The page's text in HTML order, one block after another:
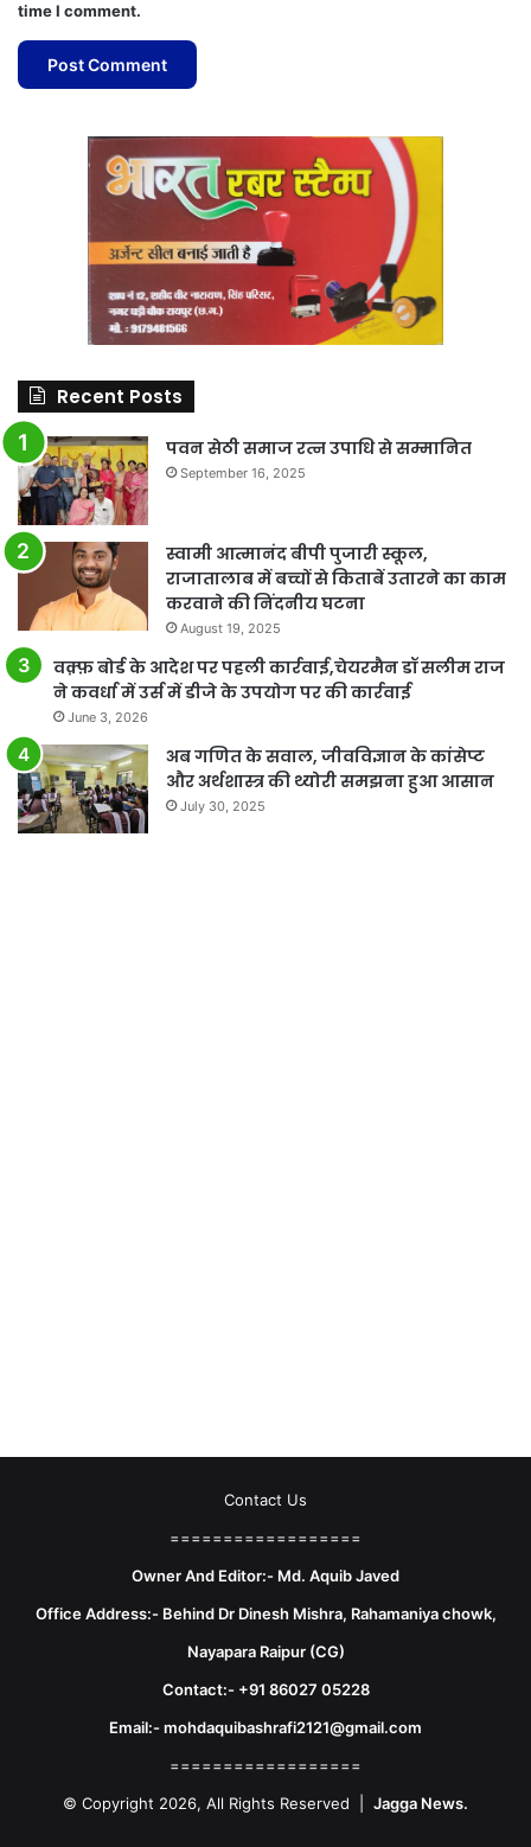
time I comment.
Recent Posts
पवन सेठी समाज रत्न उपाधि से सम्मानित
September 16, 2025
स्वामी आत्मानंद बीपी पुजारी स्कूल,
राजातालाब में बच्चों से किताबें उतारने का काम
करवाने की निंदनीय घटना
August 19, 2025
वक़्फ़ बोर्ड के आदेश पर पहली कार्रवाई,चेयरमैन डॉ सलीम राज
ने कवर्धा में उर्स में डीजे के उपयोग पर की कार्रवाई
June 3, 2026
अब गणित के सवाल, जीवविज्ञान के कांसेप्ट
और अर्थशास्त्र की थ्योरी समझना हुआ आसान
July 30, 2025
Contact Us
==================
Owner And Editor:- Md. Aquib Javed
Office Address:- Behind Dr Dinesh Mishra, Rahamaniya chowk,
Nayapara Raipur (CG)
Contact:- +91 86027 05228
Email:- mohdaquibashrafi2121@gmail.com
==================
© Copyright 2026, All Rights Reserved | Jagga News.